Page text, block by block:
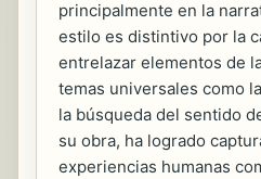
principalmente en la
estilo es distintivo por la
entrelazar elementos de
temas universales como
la búsqueda del sentido
su obra, ha logrado
experiencias humanas